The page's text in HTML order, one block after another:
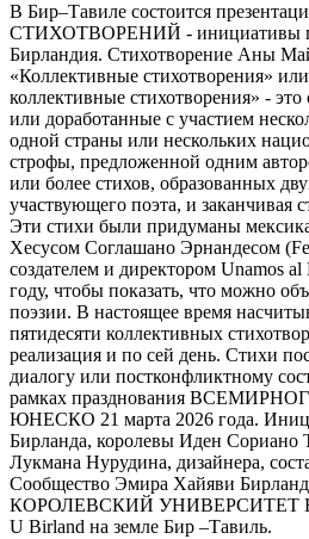
В Бир–Тавиле состоится
СТИХОТВОРЕНИЙ - инициативы
Бирландия. Стихотворение Аны
«Коллективные стихотворения»
коллективные стихотворения» -
или доработанные с участием
одной страны или нескольких
строфы, предложенной одним
или более стихов, образованных
участвующего поэта, и заканчивая
Эти стихи были придуманы
Хесусом Соглашано Эрнандесом
создателем и директором Unamos
году, чтобы показать, что можно
поэзии. В настоящее время
пятидесяти коллективных
реализация и по сей день. Стихи
диалогу или постконфликтному
рамках празднования
ЮНЕСКО 21 марта 2026 года.
Бирланда, королевы Иден Сориано
Лукмана Нурудина, дизайнера,
Сообщество Эмира Хайяви
КОРОЛЕВСКИЙ УНИВЕРСИТЕТ
U Birland на земле Бир –Тавиль.